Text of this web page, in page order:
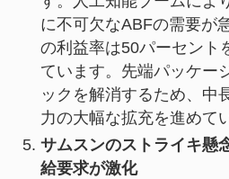
に不可欠なABFの需要が
の利益率は50パーセント
ています。先端パッケー
ックを解消するため、中
力の大幅な拡充を進めて
サムスンのストライキ懸
給要求が激化